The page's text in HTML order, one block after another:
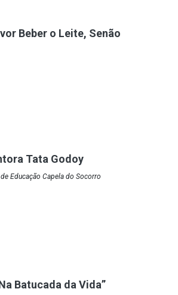
Beber o Leite, Senão
Tata Godoy
Educação Capela do Socorro
Batucada da Vida”